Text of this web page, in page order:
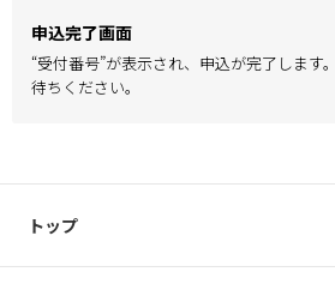
申込完了画面
“受付番号”が表示され、申込が完了します
待ちください。
トップ